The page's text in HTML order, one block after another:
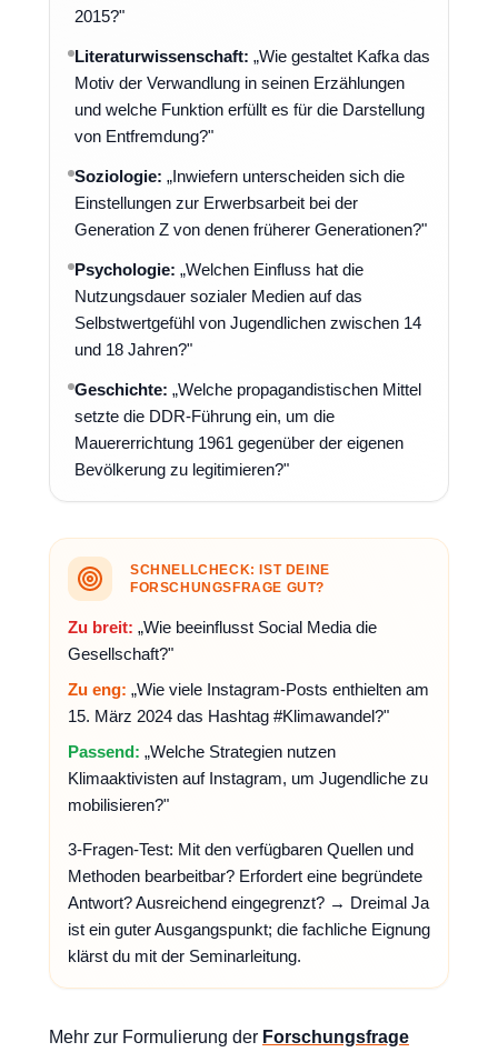
2015?"
Literaturwissenschaft: „Wie gestaltet Kafka das
Motiv der Verwandlung in seinen Erzählungen
und welche Funktion erfüllt es für die Darstellung
von Entfremdung?"
Soziologie: „Inwiefern unterscheiden sich die
Einstellungen zur Erwerbsarbeit bei der
Generation Z von denen früherer Generationen?"
Psychologie: „Welchen Einfluss hat die
Nutzungsdauer sozialer Medien auf das
Selbstwertgefühl von Jugendlichen zwischen 14
und 18 Jahren?"
Geschichte: „Welche propagandistischen Mittel
setzte die DDR-Führung ein, um die
Mauererrichtung 1961 gegenüber der eigenen
Bevölkerung zu legitimieren?"
SCHNELLCHECK: IST DEINE
FORSCHUNGSFRAGE GUT?
Zu breit: „Wie beeinflusst Social Media die
Gesellschaft?"
Zu eng: „Wie viele Instagram-Posts enthielten am
15. März 2024 das Hashtag #Klimawandel?"
Passend: „Welche Strategien nutzen
Klimaaktivisten auf Instagram, um Jugendliche zu
mobilisieren?"
3-Fragen-Test: Mit den verfügbaren Quellen und
Methoden bearbeitbar? Erfordert eine begründete
Antwort? Ausreichend eingegrenzt? → Dreimal Ja
ist ein guter Ausgangspunkt; die fachliche Eignung
klärst du mit der Seminarleitung.
Mehr zur Formulierung der Forschungsfrage